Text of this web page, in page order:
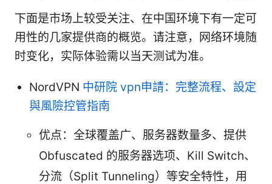
下面是市场上较受关注、在中国环境下有一定可
用性的几家提供商的概览。请注意，网络环境随
时变化，实际体验需以当天测试为准。
NordVPN 中研院 vpn申請：完整流程、設定
與風險控管指南
优点：全球覆盖广、服务器数量多、提供
Obfuscated 的服务器选项、Kill Switch、
分流（Split Tunneling）等安全特性，用